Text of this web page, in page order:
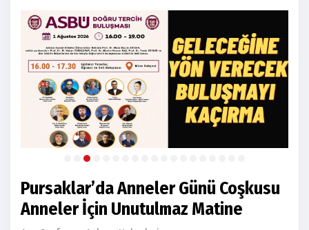
Pursaklar’da Anneler Günü Coşkusu
Anneler İçin Unutulmaz Matine